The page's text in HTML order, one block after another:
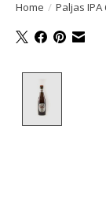
Home / Paljas IPA